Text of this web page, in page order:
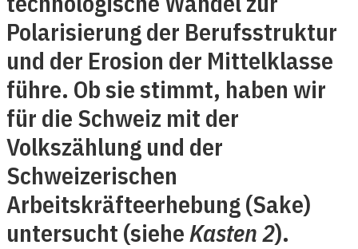
Polarisierung der Berufsstruktur
und der Erosion der Mittelklasse
führe. Ob sie stimmt, haben wir
für die Schweiz mit der
Volkszählung und der
Schweizerischen
Arbeitskräfteerhebung (Sake)
untersucht (sieheKasten 2).